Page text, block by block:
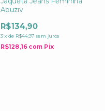
Abuziv
R$134,90
3 x de R$44,97 sem juros
R$128,16 com Pix